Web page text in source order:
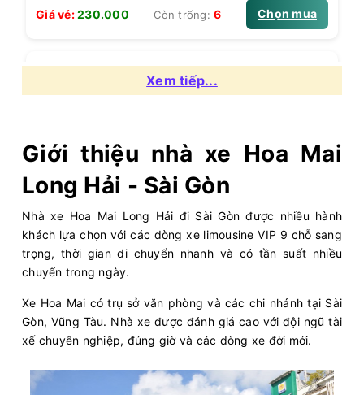
Giá vé:230.000 Còn trống:6 Chọn mua
04:3010/08/2026 10/0807:05(2 giờ 35 phút)
Văn phòng Hoa Mai
Bến xe Miền
Hoa Mai Limousine 9 chỗ
Giá vé: 230.000 Còn trống:5
04:3010/08/2026 10/0807:10(2 giờ 40 phút)
Văn phòng Hoa Mai
Vũng Tàu
Hoa Mai Ghế ngồi 16 chỗ
Xem tiếp...
Giới thiệu nhà xe Hoa Mai
Long Hải - Sài Gòn
Nhà xe Hoa Mai Long Hải đi Sài Gòn được nhiều hành
khách lựa chọn với các dòng xe limousine VIP 9 chỗ sang
trọng, thời gian di chuyển nhanh và có tần suất nhiều
chuyến trong ngày.
Xe Hoa Mai có trụ sở văn phòng và các chi nhánh tại Sài
Gòn, Vũng Tàu. Nhà xe được đánh giá cao với đội ngũ tài
xế chuyên nghiệp, đúng giờ và các dòng xe đời mới.